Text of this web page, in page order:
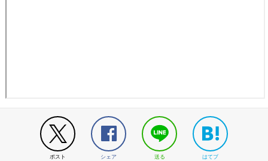
ポスト シェア 送る はてブ